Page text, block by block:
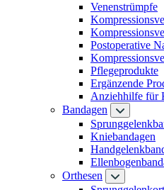
Venenstrümpfe
Postoperative
Pflegeprodukte
Ergänzende
Anziehhilfe für
Bandagen
Kniebandagen
Orthesen